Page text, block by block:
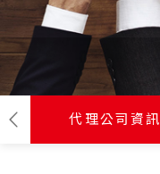
代理公司資訊